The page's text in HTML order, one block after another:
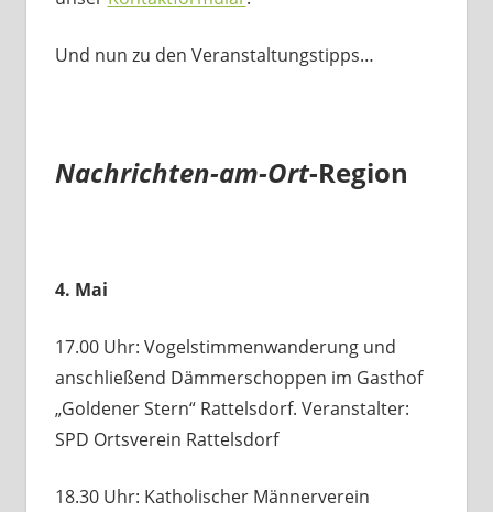
Und nun zu den Veranstaltungstipps…
Nachrichten-am-Ort-Region
4. Mai
17.00 Uhr: Vogelstimmenwanderung und
anschließend Dämmerschoppen im Gasthof
„Goldener Stern“ Rattelsdorf. Veranstalter:
SPD Ortsverein Rattelsdorf
18.30 Uhr: Katholischer Männerverein